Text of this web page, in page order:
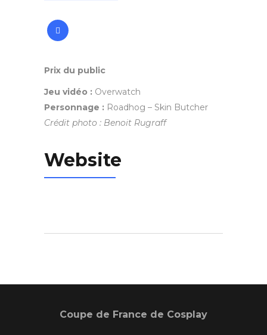
Prix du public
Jeu vidéo : Overwatch
Personnage : Roadhog – Skin Butcher
Crédit photo : Benoit Rugraff
Website
Coupe de France de Cosplay